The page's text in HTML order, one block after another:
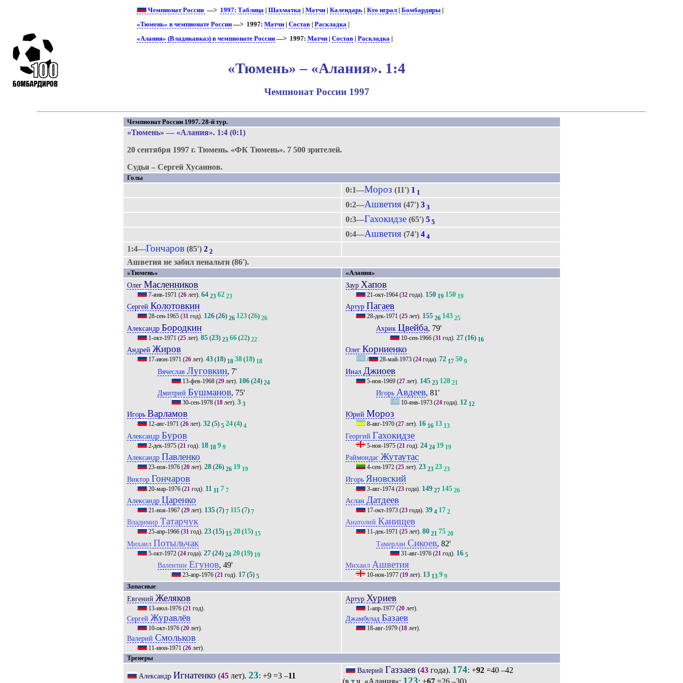
Чемпионат России —> 1997:Таблица |Шахматка |Матчи |Календарь |Кто играл |Бомбардиры
«Тюмень» в чемпионате России —> 1997:Матчи |Состав |Раскладка |
«Алания» (Владикавказ) в чемпионате России —> 1997:Матчи |Состав |Раскладка |
«Тюмень» – «Алания». 1:4
Чемпионат России 1997
Чемпионат России 1997. 28-й тур.
«Тюмень» — «Алания». 1:4 (0:1)
20 сентября 1997 г.Тюмень. «ФК Тюмень». 7 500 зрителей.
Судья – Сергей Хусаинов.
Голы
0:1—Мороз (11') 1 1
0:2—Ашветия (47')3 3
0:3—Гахокидзе (65')5 5
0:4—Ашветия (74')4 4
1:4—Гончаров (85')2 2
Ашветия не забил пенальти (86').
«Тюмень» «Алания»
Олег Масленников
7-янв-1971 (26 лет).64 23 62 23
СергейКолотовкин
28-сен-1965 (31 год). 126 (26) 26 123 (26) 26
Александр Бородкин
1-окт-1971 (25 лет).85 (23) 23 66 (22) 22
Андрей Жиров
17-июн-1971 (26 лет).43 (18) 18 38 (18) 18
ВячеславЛуговкин, 7'
13-фев-1968(29лет). 106(24) 24
Дмитрий Бушманов, 75'
30-сен-1978(18лет). 3 3
ИгорьВарламов
12-авг-1971 (26 лет).32 (5) 5 24 (4) 4
Александр Буров
2-дек-1975 (21 год). 18 18 9 9
Александр Павленко
23-ноя-1976 (20 лет).28 (26) 26 19 19
Виктор Гончаров
20-мар-1976 (21 год). 11 11 7 7
Александр Царенко
21-ноя-1967 (29 лет). 135 (7) 7 115 (7) 7
ВладимирТатарчук
25-апр-1966 (31 год).23 (15) 15 20 (15) 15
Михаил Потыльчак
5-окт-1972 (24 года).27 (24) 24 20 (19) 19
Валентин Егунов, 49'
23-апр-1976(21год). 17(5) 5
Заур Хапов
21-окт-1964 (32 года). 150 19 150 19
АртурПагаев
28-дек-1971 (25 лет). 155 26 143 25
Ахрик Цвейба, 79'
10-сен-1966(31 год). 27(16) 16
Олег Корниенко
/ 28-май-1973 (24 года).72 17 50 9
Инал Джиоев
5-ноя-1969 (27 лет). 145 23 128 21
Игорь Авдеев, 81'
10-янв-1973(24года). 12 12
ЮрийМороз
8-авг-1970 (27 лет). 16 16 13 13
Георгий Гахокидзе
5-ноя-1975 (21 год).24 24 19 19
Раймондас Жутаутас
4-сен-1972 (25 лет).23 23 23 23
Игорь Яновский
3-авг-1974 (23 года). 149 27 145 26
Аслан Датдеев
17-окт-1973 (23 года).39 4 17 2
АнатолийКанищев
11-дек-1971 (25 лет).80 21 75 20
ТамерланСикоев, 82'
31-авг-1976(21 год). 16 5
Михаил Ашветия
10-ноя-1977 (19 лет). 13 13 9 9
Запасные
Евгений Желяков
13-июл-1976 (21 год).
Сергей Журавлёв
10-окт-1976 (20 лет).
ВалерийСмольков
11-июн-1971 (26 лет).
Артур Хуриев
1-апр-1977 (20 лет).
Джамбулад Базаев
18-авг-1979 (18 лет).
Тренеры
Александр Игнатенко (45 лет).23: +9 =3 –11
Валерий Газзаев (43 года). 174: +92 =40 –42
(в т.ч. «Алания»: 123: +67=26 –30)